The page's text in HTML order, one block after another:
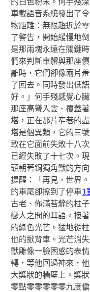
車載語音系統發出了
物距離：無限趨近於
了警告，開始緩慢地
是那兩塊永遠在關鍵
們來判斷車體與那座
離時，它們卻像兩片
了回去。同時發出低
好。」何手殘感覺心
那座高聳入雲、覆蓋
塔，正在那片窄巷的
塔是個異類，它的三
敢在它面前失敗十八
已經失敗了十七次。
頭朝著銅獨角獸的方
提醒：「再見，世界
的車尾卻擦到了停車1
古老、佈滿苔蘚的柱
戀人之間的耳語。接
的綠色光芒。猛地從
他的掀背車。光芒消
獸雕像一臉困惑的表
轉，等他回過神來，
大獎狀的牆壁上。獎
零點零零零零零九度